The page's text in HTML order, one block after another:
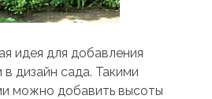
идея для добавления
дизайн сада. Такими
можно добавить высоты